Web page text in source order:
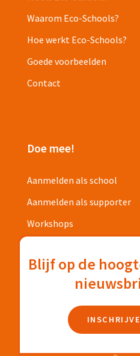
Waarom Eco-Schools?
Hoe werkt Eco-Schools?
Goede voorbeelden
Contact
Doe mee!
Aanmelden als school
Aanmelden als supporter
Workshops
Privacyverklaring
Blijf op de